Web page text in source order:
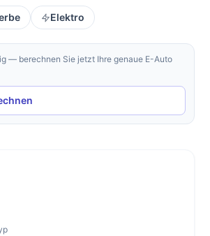
Elektro
— berechnen Sie jetzt Ihre genaue E-Auto